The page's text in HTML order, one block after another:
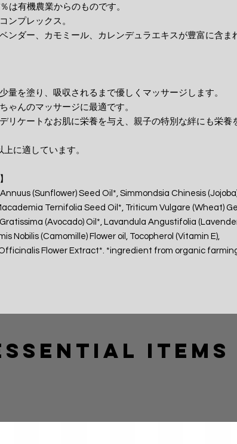
は有機農業からのものです。
ンプレックス。
ンダー、カモミール、カレンデュラエキスが豊富に含ま
量を塗り、吸収されるまで優しくマッサージします。
ゃんのマッサージに最適です。
リケートなお肌に栄養を与え、親子の特別な絆にも栄養
上に適しています。
(Sunflower) Seed Oil*, Simmondsia Chinesis
Ternifolia Seed Oil*, Triticum Vulgare (Wheat)
(Avocado) Oil*, Lavandula Angustifolia
Nobilis (Camomille) Flower oil, Tocopherol (Vitamin E),
Flower Extract*. *ingredient from organic
Items